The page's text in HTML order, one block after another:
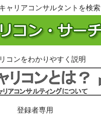
ャリアコンサルタントを検索
コンをわかりやすく説明
登録者専用